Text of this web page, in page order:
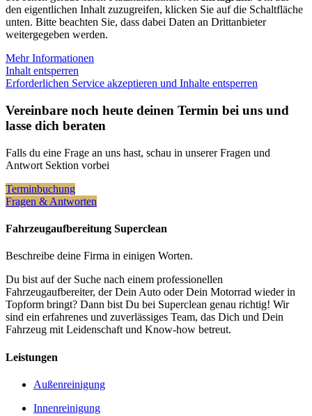
den eigentlichen Inhalt zuzugreifen, klicken Sie auf die Schaltfläche
unten. Bitte beachten Sie, dass dabei Daten an Drittanbieter
weitergegeben werden.
Mehr Informationen
Inhalt entsperren
Erforderlichen Service akzeptieren und Inhalte entsperren
Vereinbare noch heute deinen Termin bei uns und
lasse dich beraten
Falls du eine Frage an uns hast, schau in unserer Fragen und
Antwort Sektion vorbei
Terminbuchung
Fragen & Antworten
Fahrzeugaufbereitung Superclean
Beschreibe deine Firma in einigen Worten.
Du bist auf der Suche nach einem professionellen
Fahrzeugaufbereiter, der Dein Auto oder Dein Motorrad wieder in
Topform bringt? Dann bist Du bei Superclean genau richtig! Wir
sind ein erfahrenes und zuverlässiges Team, das Dich und Dein
Fahrzeug mit Leidenschaft und Know-how betreut.
Leistungen
Außenreinigung
Innenreinigung